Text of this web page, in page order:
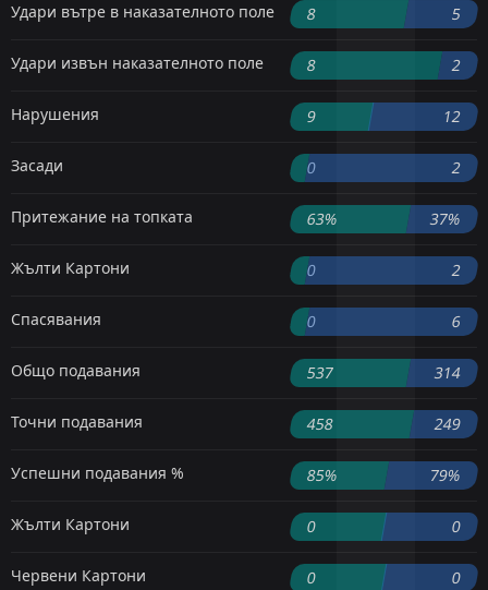
Удари вътре в наказателното поле 8 5
Удари извън наказателното поле 8 2
Нарушения 9 12
Засади 0 2
Притежание на топката 63% 37%
Жълти Картони 0 2
Спасявания 0 6
Общо подавания 537 314
Точни подавания 458 249
Успешни подавания % 85% 79%
Жълти Картони 0 0
Червени Картони 0 0